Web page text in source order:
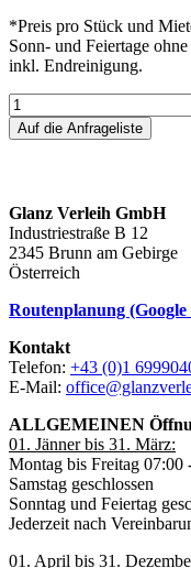
*Preis pro Stück und
Sonn- und Feiertage
inkl. Endreinigung.
Auf die Anfrageliste
Glanz Verleih GmbH
Industriestraße B 12
2345 Brunn am Gebirge
Österreich
Routenplanung (Google
Kontakt
Telefon: +43 (0)1
E-Mail:
ALLGEMEINEN
01. Jänner bis 31. März:
Montag bis Freitag 07:00
Samstag geschlossen
Sonntag und Feiertag
Jederzeit nach
01. April bis 31.